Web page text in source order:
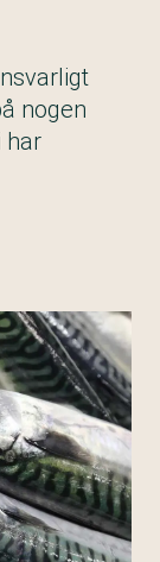
nogen
har